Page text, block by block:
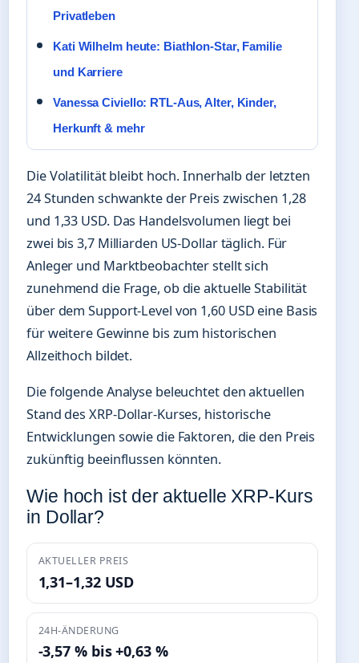
Privatleben
Kati Wilhelm heute: Biathlon-Star, Familie
und Karriere
Vanessa Civiello: RTL-Aus, Alter, Kinder,
Herkunft & mehr
Die Volatilität bleibt hoch. Innerhalb der letzten
24 Stunden schwankte der Preis zwischen 1,28
und 1,33 USD. Das Handelsvolumen liegt bei
zwei bis 3,7 Milliarden US-Dollar täglich. Für
Anleger und Marktbeobachter stellt sich
zunehmend die Frage, ob die aktuelle Stabilität
über dem Support-Level von 1,60 USD eine Basis
für weitere Gewinne bis zum historischen
Allzeithoch bildet.
Die folgende Analyse beleuchtet den aktuellen
Stand des XRP-Dollar-Kurses, historische
Entwicklungen sowie die Faktoren, die den Preis
zukünftig beeinflussen könnten.
Wie hoch ist der aktuelle XRP-Kurs
in Dollar?
AKTUELLER PREIS
1,31–1,32 USD
24H-ÄNDERUNG
-3,57 % bis +0,63 %